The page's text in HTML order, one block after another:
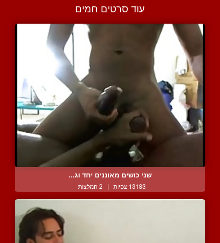
עוד סרטים חמים
שני כושים מאוננים יחד וג...
13183 צפיות | 2 המלצות